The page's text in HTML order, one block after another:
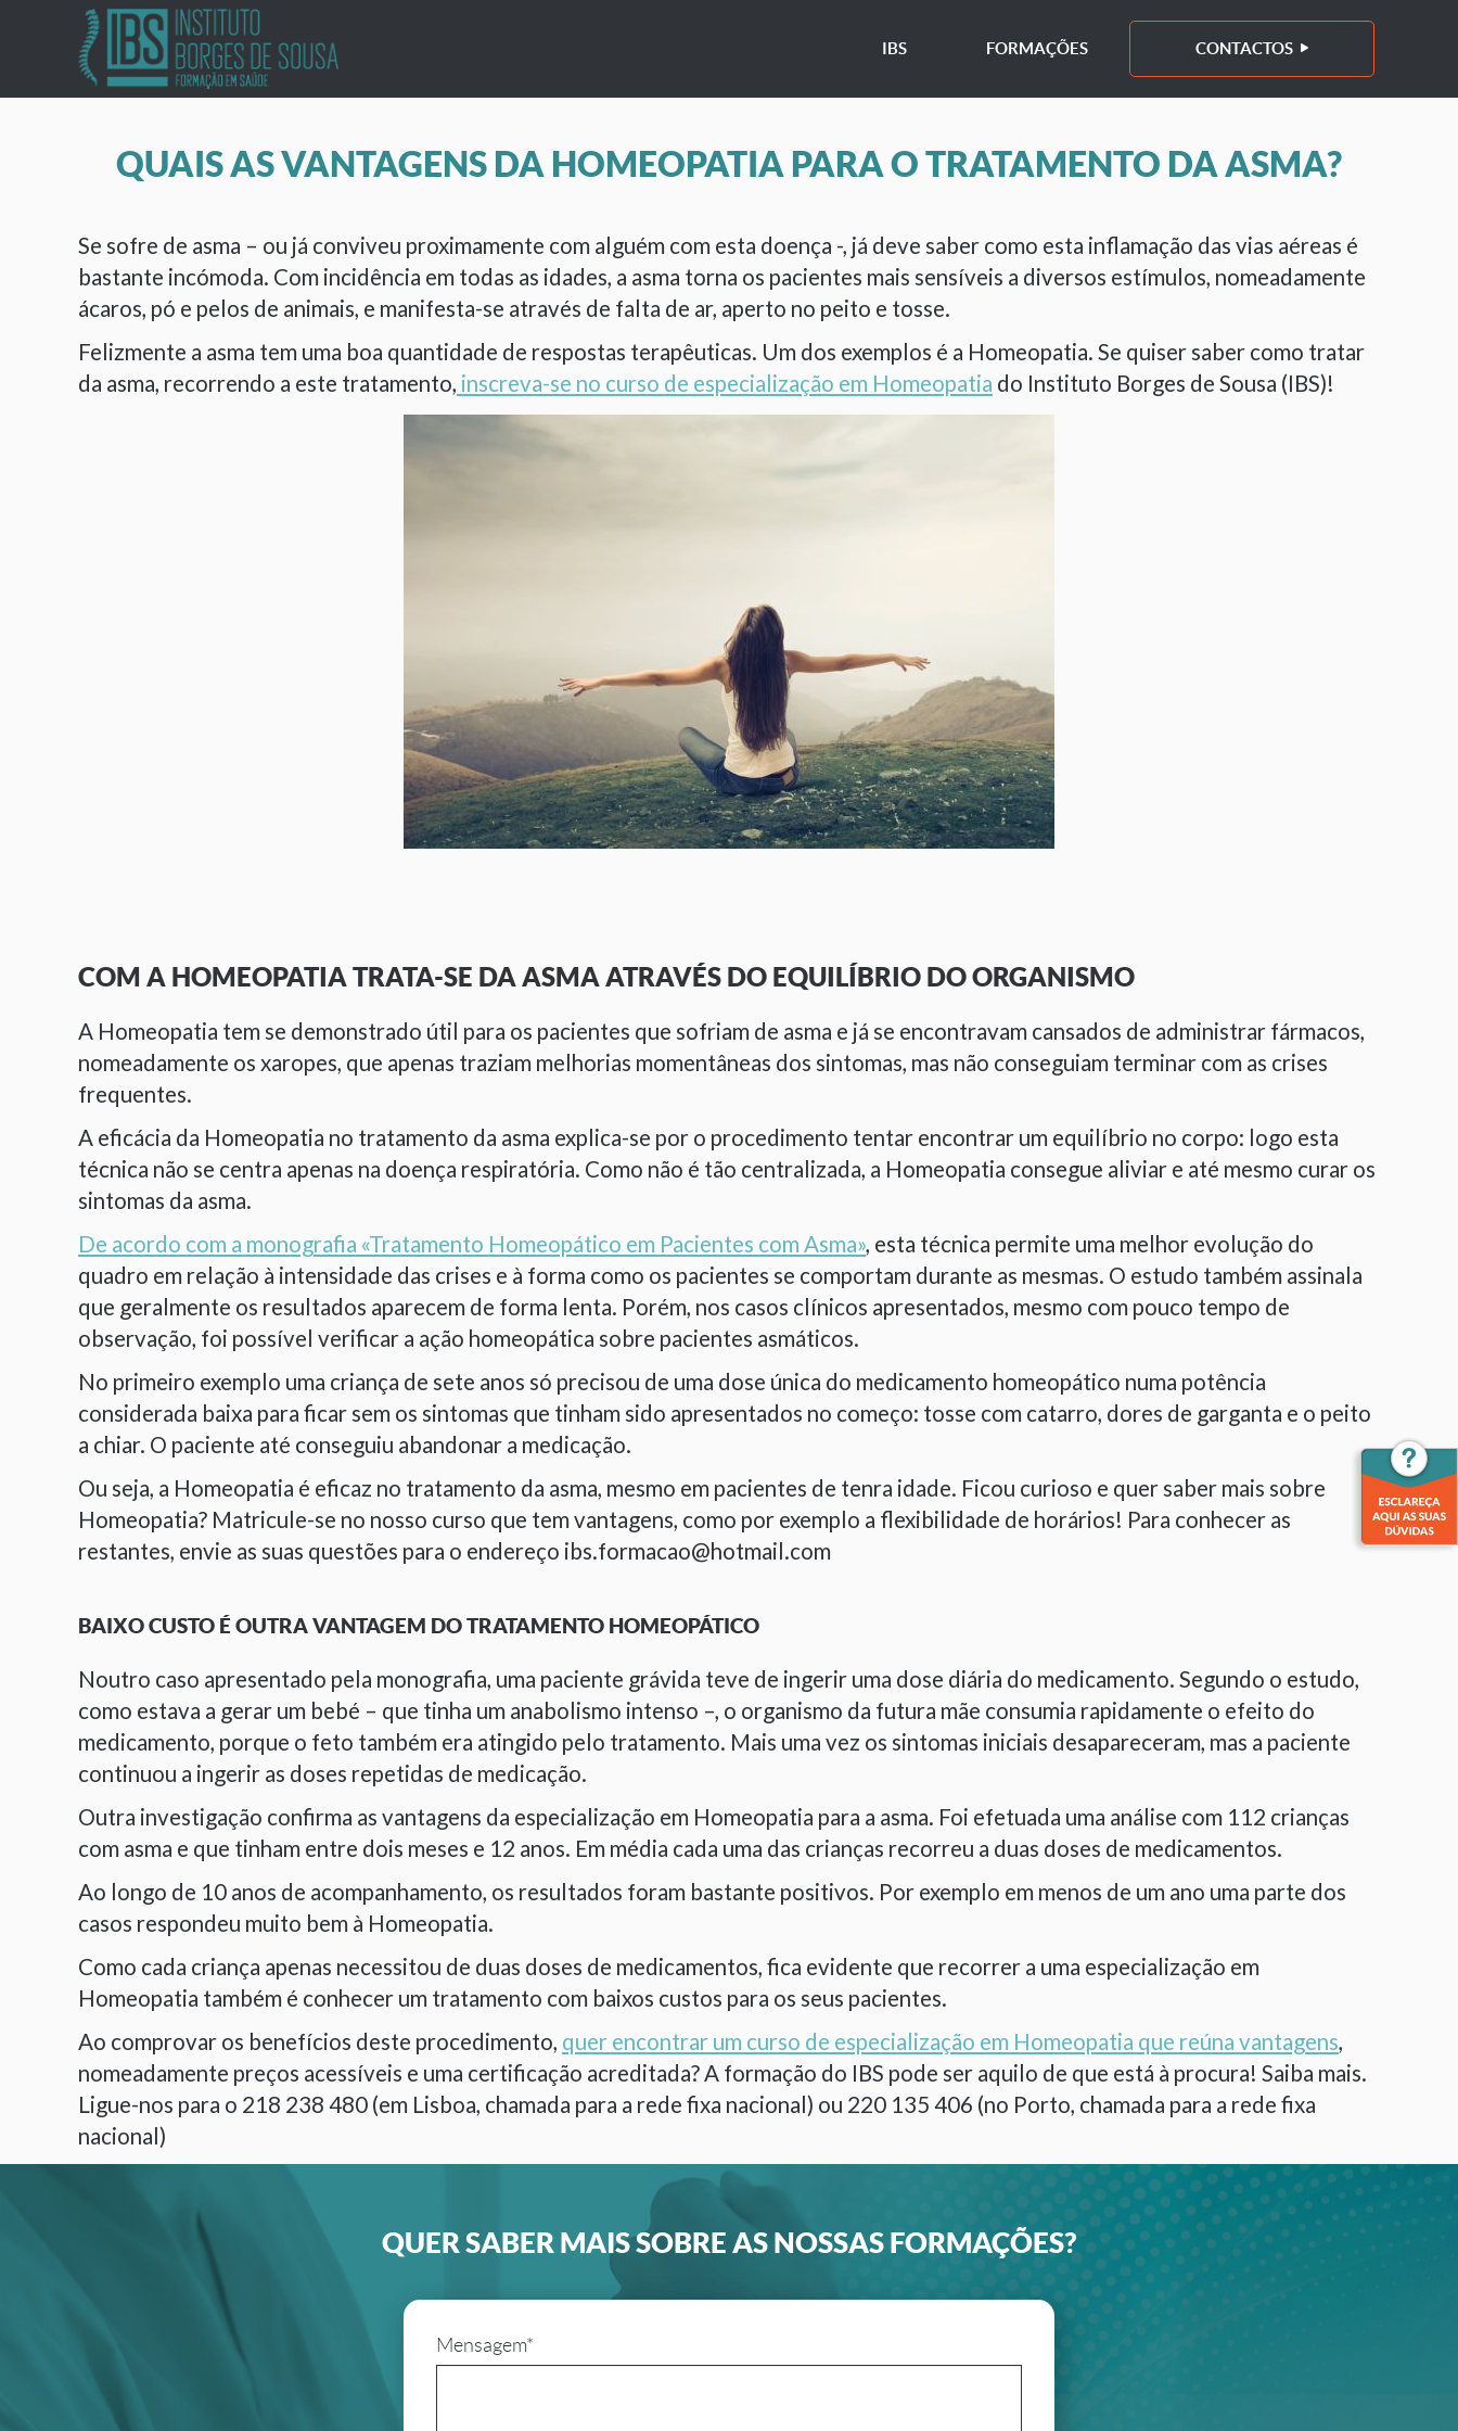
IBS FORMAÇÕES CONTACTOS
QUAIS AS VANTAGENS DA HOMEOPATIA PARA O TRATAMENTO DA ASMA?
Se sofre de asma – ou já conviveu proximamente com alguém com esta doença -, já deve saber como esta inflamação das vias aéreas é
bastante incómoda. Com incidência em todas as idades, a asma torna os pacientes mais sensíveis a diversos estímulos, nomeadamente
ácaros, pó e pelos de animais, e manifesta-se através de falta de ar, aperto no peito e tosse.
Felizmente a asma tem uma boa quantidade de respostas terapêuticas. Um dos exemplos é a Homeopatia. Se quiser saber como tratar
da asma, recorrendo a este tratamento, inscreva-se no curso de especialização em Homeopatia do Instituto Borges de Sousa (IBS)!
COM A HOMEOPATIA TRATA-SE DA ASMA ATRAVÉS DO EQUILÍBRIO DO ORGANISMO
A Homeopatia tem se demonstrado útil para os pacientes que sofriam de asma e já se encontravam cansados de administrar fármacos,
nomeadamente os xaropes, que apenas traziam melhorias momentâneas dos sintomas, mas não conseguiam terminar com as crises
frequentes.
A eficácia da Homeopatia no tratamento da asma explica-se por o procedimento tentar encontrar um equilíbrio no corpo: logo esta
técnica não se centra apenas na doença respiratória. Como não é tão centralizada, a Homeopatia consegue aliviar e até mesmo curar os
sintomas da asma.
De acordo com a monografia «Tratamento Homeopático em Pacientes com Asma», esta técnica permite uma melhor evolução do
quadro em relação à intensidade das crises e à forma como os pacientes se comportam durante as mesmas. O estudo também assinala
que geralmente os resultados aparecem de forma lenta. Porém, nos casos clínicos apresentados, mesmo com pouco tempo de
observação, foi possível verificar a ação homeopática sobre pacientes asmáticos.
No primeiro exemplo uma criança de sete anos só precisou de uma dose única do medicamento homeopático numa potência
considerada baixa para ficar sem os sintomas que tinham sido apresentados no começo: tosse com catarro, dores de garganta e o peito
a chiar. O paciente até conseguiu abandonar a medicação.
Ou seja, a Homeopatia é eficaz no tratamento da asma, mesmo em pacientes de tenra idade. Ficou curioso e quer saber mais sobre
Homeopatia? Matricule-se no nosso curso que tem vantagens, como por exemplo a flexibilidade de horários! Para conhecer as
restantes, envie as suas questões para o endereço ibs.formacao@hotmail.com
BAIXO CUSTO É OUTRA VANTAGEM DO TRATAMENTO HOMEOPÁTICO
Noutro caso apresentado pela monografia, uma paciente grávida teve de ingerir uma dose diária do medicamento. Segundo o estudo,
como estava a gerar um bebé – que tinha um anabolismo intenso –, o organismo da futura mãe consumia rapidamente o efeito do
medicamento, porque o feto também era atingido pelo tratamento. Mais uma vez os sintomas iniciais desapareceram, mas a paciente
continuou a ingerir as doses repetidas de medicação.
Outra investigação confirma as vantagens da especialização em Homeopatia para a asma. Foi efetuada uma análise com 112 crianças
com asma e que tinham entre dois meses e 12 anos. Em média cada uma das crianças recorreu a duas doses de medicamentos.
Ao longo de 10 anos de acompanhamento, os resultados foram bastante positivos. Por exemplo em menos de um ano uma parte dos
casos respondeu muito bem à Homeopatia.
Como cada criança apenas necessitou de duas doses de medicamentos, fica evidente que recorrer a uma especialização em
Homeopatia também é conhecer um tratamento com baixos custos para os seus pacientes.
Ao comprovar os benefícios deste procedimento, quer encontrar um curso de especialização em Homeopatia que reúna vantagens,
nomeadamente preços acessíveis e uma certificação acreditada? A formação do IBS pode ser aquilo de que está à procura! Saiba mais.
Ligue-nos para o 218 238 480 (em Lisboa, chamada para a rede fixa nacional) ou 220 135 406 (no Porto, chamada para a rede fixa
nacional)
QUER SABER MAIS SOBRE AS NOSSAS FORMAÇÕES?
Mensagem*